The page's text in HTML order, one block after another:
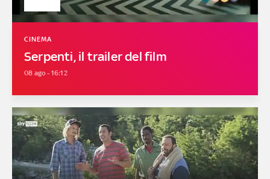
Serpenti, il trailer del film
CINEMA
08 ago - 16:12